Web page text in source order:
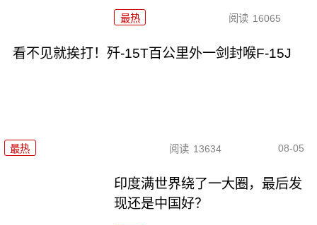
最热 阅读 16065
看不见就挨打！歼-15T百公里外一剑封喉F-15J
最热 阅读 13634 08-05
印度满世界绕了一大圈，最后发
现还是中国好？